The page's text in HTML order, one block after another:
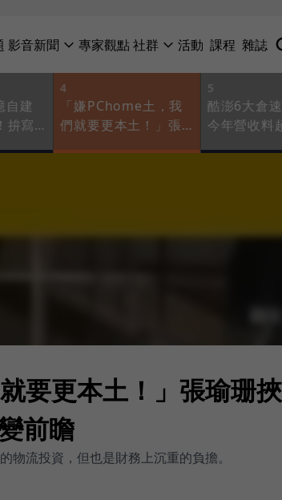
影音新聞 專家觀點社群 活動 課程 雜誌
自建
拚寫
4
「嫌PChome土，我
們就要更本土！」張
5
酷澎6大倉
今年營收料
要更本土！」張瑜珊
前瞻
流投資，但也是財務上沉重的負擔。